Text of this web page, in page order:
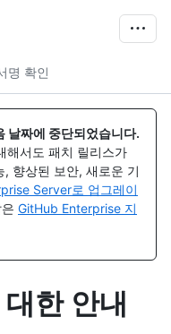
명 확인
짜에 중단되었습니다.
해서도 패치 릴리스가
향상된 보안, 새로운 기
Server로 업그레이
GitHub Enterprise 지
한 안내